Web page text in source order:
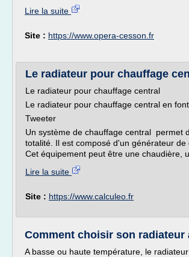
Lire la suite
Site : https://www.opera-cesson.fr
Le radiateur pour chauffage
Le radiateur pour chauffage central
Le radiateur pour chauffage central en
Tweeter
Un système de chauffage central permet
totalité. Il est composé d'un générateur
Cet équipement peut être une chaudière,
Lire la suite
Site : https://www.calculeo.fr
Comment choisir son radiateur
A basse ou haute température, le